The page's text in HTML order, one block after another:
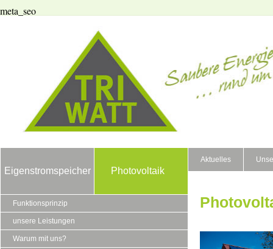
meta_seo
Eigenstromspeicher Photovoltaik
Aktuelles
Funktionsprinzip
unsere Leistungen
Warum mit uns?